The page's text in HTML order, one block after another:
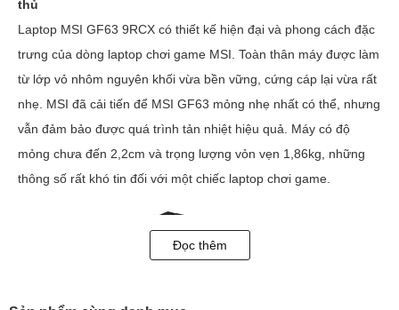
thủ
Laptop MSI GF63 9RCX có thiết kế hiện đại và phong cách đặc
trưng của dòng laptop chơi game MSI. Toàn thân máy được làm
từ lớp vỏ nhôm nguyên khối vừa bền vững, cứng cáp lại vừa rất
nhẹ. MSI đã cải tiến để MSI GF63 mỏng nhẹ nhất có thể, nhưng
vẫn đảm bảo được quá trình tản nhiệt hiệu quả. Máy có độ
mỏng chưa đến 2,2cm và trọng lượng vỏn vẹn 1,86kg, những
thông số rất khó tin đối với một chiếc laptop chơi game.
Đọc thêm